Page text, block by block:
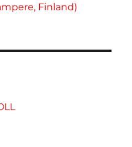
Finland)